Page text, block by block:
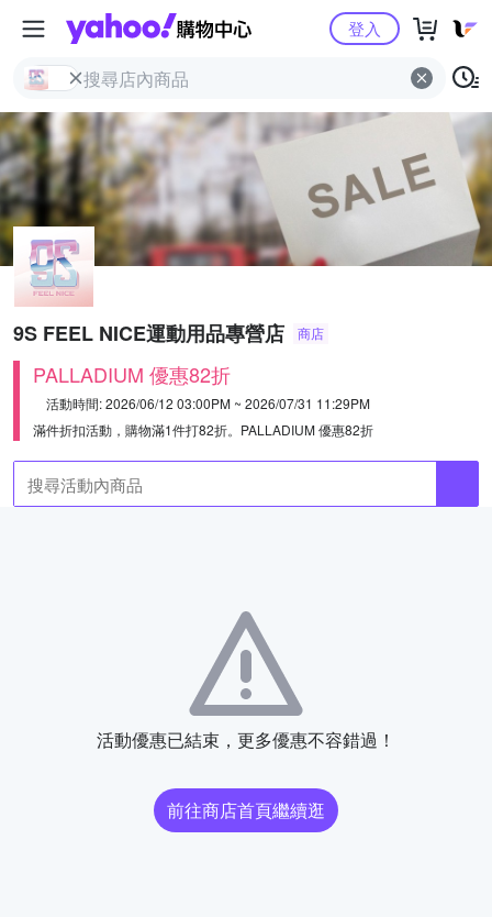
Yahoo購物中心
登入
9S FEEL NICE運動用品專營店 商店
PALLADIUM 優惠82折
活動時間: 2026/06/12 03:00PM ~ 2026/07/31 11:29PM
滿件折扣活動，購物滿1件打82折。 PALLADIUM 優惠82折
活動優惠已結束，更多優惠不容錯過！
前往商店首頁繼續逛